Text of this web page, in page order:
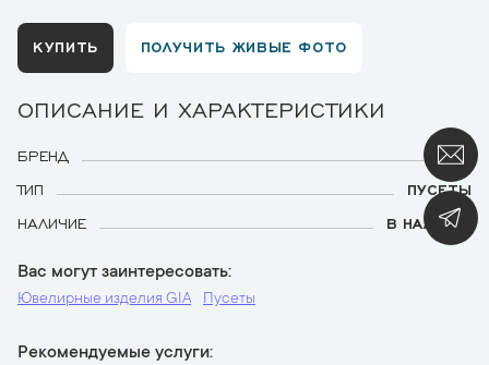
КУПИТЬ ПОЛУЧИТЬ ЖИВЫЕ ФОТО
ОПИСАНИЕ И ХАРАКТЕРИСТИКИ
БРЕНД
GIA
ТИП
ПУСЕТЫ
НАЛИЧИЕ
В НАЛИЧИИ
Вас могут заинтересовать
Ювелирные изделия GIA Пусеты
Рекомендуемые услуги